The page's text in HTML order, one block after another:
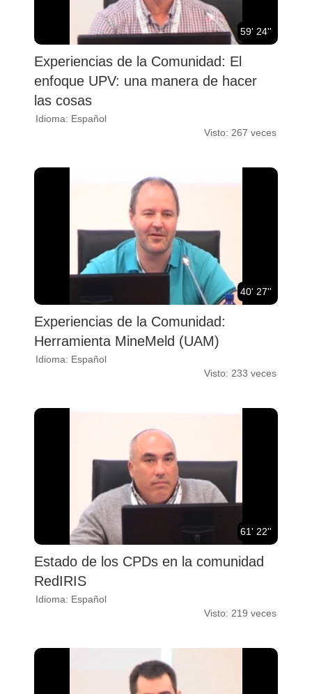
59' 24''
Experiencias de la Comunidad: El
enfoque UPV: una manera de hacer
las cosas
Idioma: Español
Visto: 267 veces
40' 27''
Experiencias de la Comunidad:
Herramienta MineMeld (UAM)
Idioma: Español
Visto: 233 veces
61' 22''
Estado de los CPDs en la comunidad
RedIRIS
Idioma: Español
Visto: 219 veces